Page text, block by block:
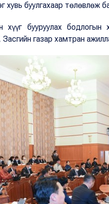
хувь буулгахаар төлөвлөж
хүүг бууруулах бодлогын
газар хамтран